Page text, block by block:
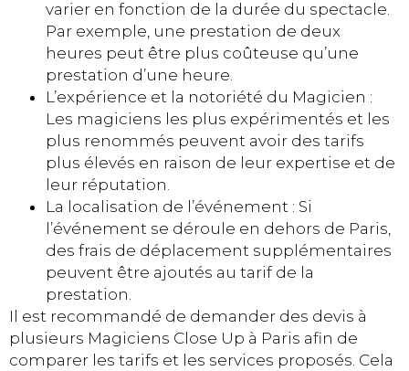
varier en fonction de la durée du spectacle.
Par exemple, une prestation de deux
heures peut être plus coûteuse qu’une
prestation d’une heure.
L’expérience et la notoriété du Magicien :
Les magiciens les plus expérimentés et les
plus renommés peuvent avoir des tarifs
plus élevés en raison de leur expertise et de
leur réputation.
La localisation de l’événement : Si
l’événement se déroule en dehors de Paris,
des frais de déplacement supplémentaires
peuvent être ajoutés au tarif de la
prestation.
Il est recommandé de demander des devis à
plusieurs Magiciens Close Up à Paris afin de
comparer les tarifs et les services proposés. Cela